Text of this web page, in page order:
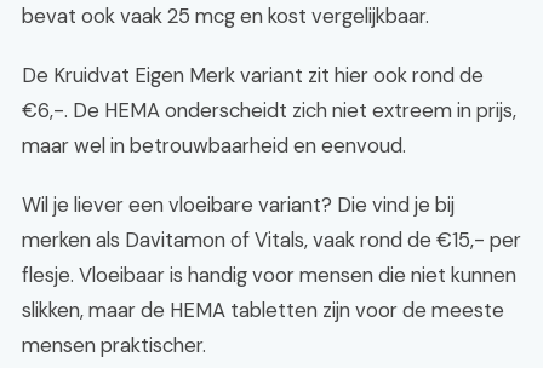
bevat ook vaak 25 mcg en kost vergelijkbaar.
De Kruidvat Eigen Merk variant zit hier ook rond de
€6,-. De HEMA onderscheidt zich niet extreem in prijs,
maar wel in betrouwbaarheid en eenvoud.
Wil je liever een vloeibare variant? Die vind je bij
merken als Davitamon of Vitals, vaak rond de €15,- per
flesje. Vloeibaar is handig voor mensen die niet kunnen
slikken, maar de HEMA tabletten zijn voor de meeste
mensen praktischer.